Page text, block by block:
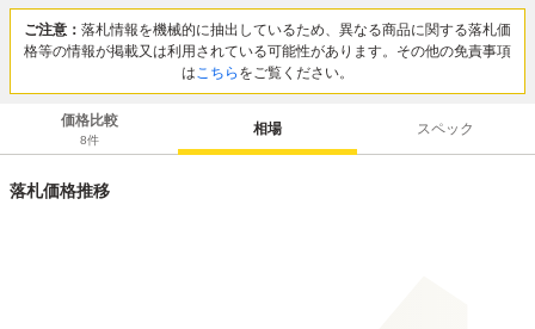
ご注意： 落札情報を機械的に抽出しているため、異なる商品に関する落札価
格等の情報が掲載又は利用されている可能性があります。その他の免責事項
はこちら をご覧ください。
価格比較
8件
相場 スペック
落札価格推移